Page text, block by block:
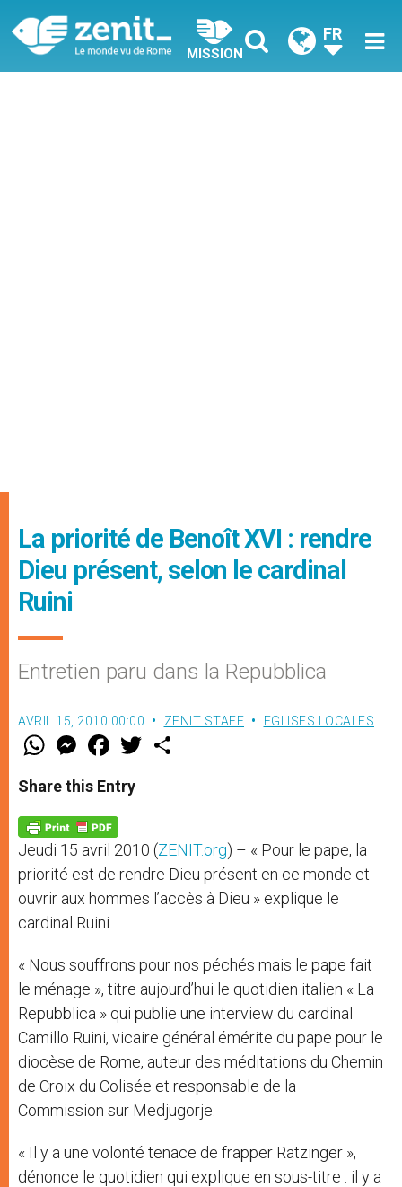
MISSION
FR
La priorité de Benoît XVI : rendre
Dieu présent, selon le cardinal
Ruini
Entretien paru dans la Repubblica
AVRIL 15, 2010 00:00 ZENIT STAFF EGLISES LOCALES
W
t
s
p
p
M
e
s
e
g
e
r
F
a
e
b
o
k
w
Share this Entry
Jeudi 15 avril 2010 (ZENIT.org) – « Pour le pape, la
priorité est de rendre Dieu présent en ce monde et
ouvrir aux hommes l’accès à Dieu » explique le
cardinal Ruini.
« Nous souffrons pour nos péchés mais le pape fait
le ménage », titre aujourd’hui le quotidien italien « La
Repubblica » qui publie une interview du cardinal
Camillo Ruini, vicaire général émérite du pape pour le
diocèse de Rome, auteur des méditations du Chemin
de Croix du Colisée et responsable de la
Commission sur Medjugorje.
« Il y a une volonté tenace de frapper Ratzinger »,
dénonce le quotidien qui explique en sous-titre : il y a